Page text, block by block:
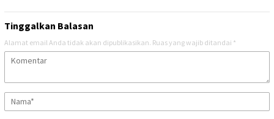
Tinggalkan Balasan
Alamat email Anda tidak akan dipublikasikan. Ruas yang wajib ditandai *